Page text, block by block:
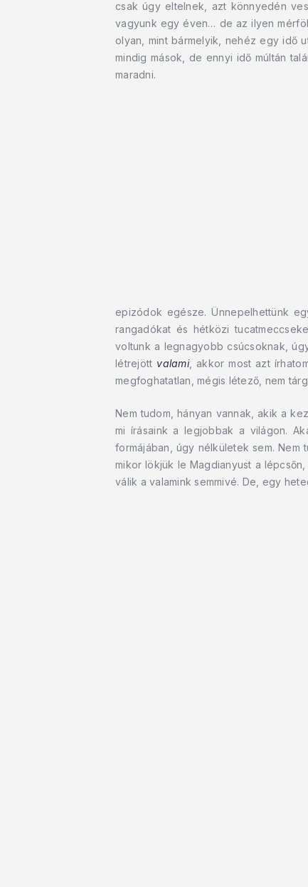
csak úgy eltelnek, azt könnyedén
vagyunk egy éven… de az ilyen
olyan, mint bármelyik, nehéz egy idő
mindig mások, de ennyi idő múltán
maradni.
epizódok egésze. Ünnepelhettünk
rangadókat és hétközi
voltunk a legnagyobb csúcsoknak,
létrejött valami, akkor most azt
megfoghatatlan, mégis létező, nem
Nem tudom, hányan vannak, akik a
mi írásaink a legjobbak a világon.
formájában, úgy nélkületek sem. Nem
mikor lökjük le Magdianyust a
válik a valamink semmivé. De, egy